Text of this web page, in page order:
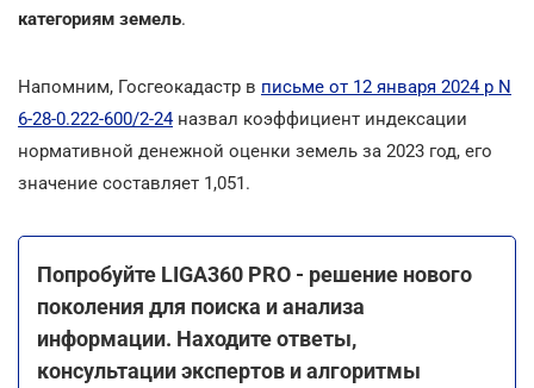
категориям земель.
Напомним, Госгеокадастр в письме от 12 января 2024 р N
6-28-0.222-600/2-24назвал коэффициент индексации
нормативной денежной оценки земель за 2023 год, его
значение составляет 1,051.
Попробуйте LIGA360 PRO - решение нового
поколения для поиска и анализа
информации. Находите ответы,
консультации экспертов и алгоритмы